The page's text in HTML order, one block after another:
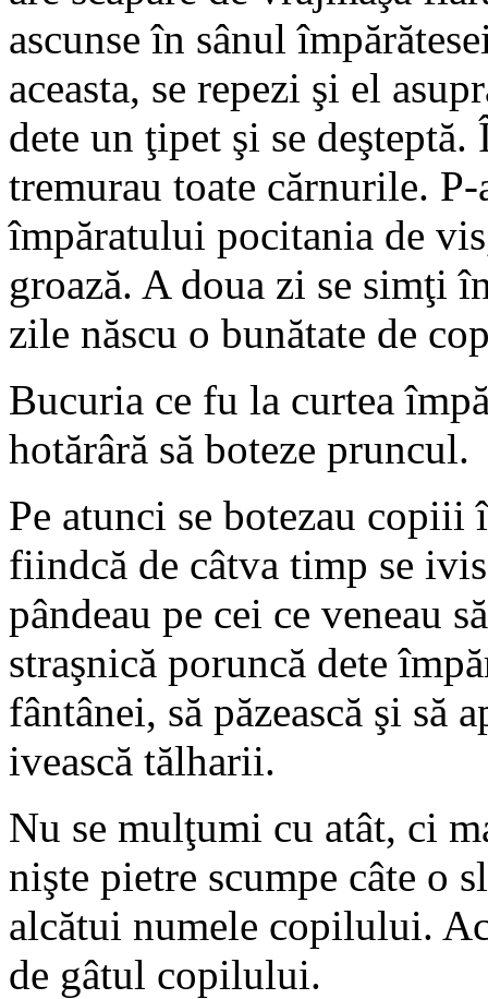
ascunse în sânul
aceasta, se repezi şi el
dete un ţipet şi se
tremurau toate cărnurile.
împăratului pocitania de
groază. A doua zi se simţi
zile născu o bunătate de
Bucuria ce fu la curtea
hotărâră să boteze pruncul.
Pe atunci se botezau
fiindcă de câtva timp se
pândeau pe cei ce veneau
straşnică poruncă dete
fântânei, să păzească şi să
ivească tălharii.
Nu se mulţumi cu atât, ci
nişte pietre scumpe câte o
alcătui numele copilului.
de gâtul copilului.